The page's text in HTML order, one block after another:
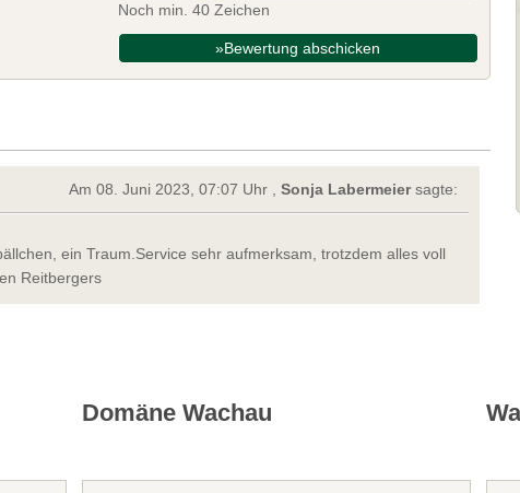
Noch min. 40 Zeichen
»Bewertung abschicken
Am 08. Juni 2023, 07:07 Uhr , Sonja Labermeiersagte:
ein Traum.Service sehr aufmerksam, trotzdem alles voll
Reitbergers
Domäne Wachau